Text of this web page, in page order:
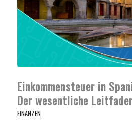
Einkommensteuer in
Der wesentliche
FINANZEN